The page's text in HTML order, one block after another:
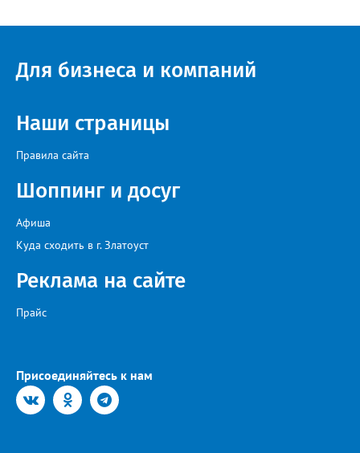
компании – в диапазоне от «Безусловно хорошо» до
действительно важны для людей», - утверждают в
министерстве.
Для бизнеса и компаний
Наши страницы
Правила сайта
Шоппинг и досуг
Афиша
Куда сходить в г. Златоуст
Реклама на сайте
Прайс
Присоединяйтесь к нам